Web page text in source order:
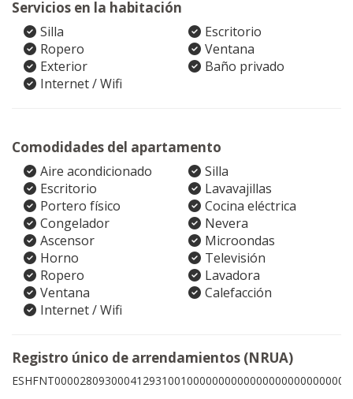
Servicios en la habitación
Silla
Escritorio
Ropero
Ventana
Exterior
Baño privado
Internet / Wifi
Comodidades del apartamento
Aire acondicionado
Silla
Escritorio
Lavavajillas
Portero físico
Cocina eléctrica
Congelador
Nevera
Ascensor
Microondas
Horno
Televisión
Ropero
Lavadora
Ventana
Calefacción
Internet / Wifi
Registro único de arrendamientos (NRUA)
ESHFNT00002809300041293100100000000000000000000000009